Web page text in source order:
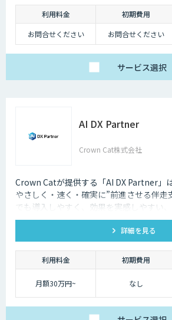
利用料金 初期費用
お問合せください
お問合せください
サービス選択
AI DX Partner
Crown Cat株式会社
Crown Catが提供する「AI DX Partner」
やさしく・速く・確実に”前進させる伴走
でも導入しやすく、効果を実感しやすい
るDX支援サービスです。 AI DX Partner
で培ったノウハウをベースに、 地方・中
的なDX”を設計・実装・運用まで一貫し
たちは、コンサル×開発×AIの力で、現場
うどいいDX』を実現します。
詳細を見る
利用料金 初期費用
月額30万円~ なし